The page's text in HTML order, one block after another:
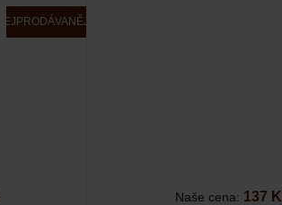
NEJPRODÁVANĚJŠÍ
Naše cena: 137